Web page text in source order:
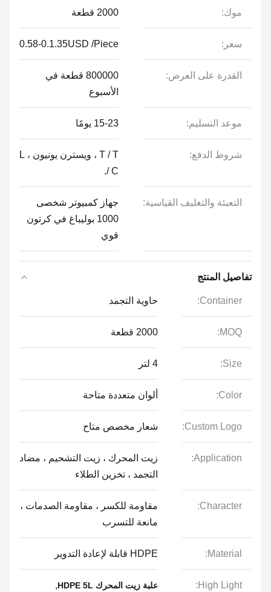
موك: 2000 قطعة
سعر: 0.58-0.1.35USD /Piece
القدرة على العرض:
800000 قطعة في
الأسبوع
موعد التسليم: 15-23 يومًا
شروط الدفع:
T / T ، ويسترن يونيون ، L
التعبئة والتغليف القياسية:
جهاز كمبيوتر شخصى
1000 بوليباغ في كرتون
تفاصيل المنتج
Container: حاوية التجمد
MOQ: 2000 قطعة
Color: ألوان متعددة متاحة
Custom Logo: شعار مخصص متاح
Application:
زيت المحرك ، زيت التشحيم ، مضاد
التجمد ، تخزين الطلاء
Character:
مقاومة للكسر ، مقاومة الصدمات ،
مانعة للتسرب
Material: HDPE قابلة لإعادة التدوير
High Light: علبة زيت المحرك HDPE 5L ,